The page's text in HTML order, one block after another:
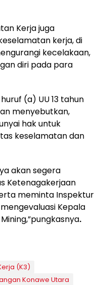
Kerja juga
kerja, di
kecelakaan,
diri pada para
(a) UU 13 tahun
menyebutkan,
hak untuk
keselamatan dan
akan segera
Ketenagakerjaan
meminta Inspektur
Kepala
.
(K3)
Konawe Utara